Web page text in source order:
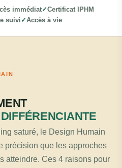
immédiat
Certificat IPHM
suivi
Accès à vie
saturé, le Design Humain
précision que les approches
atteindre. Ces 4 raisons pour